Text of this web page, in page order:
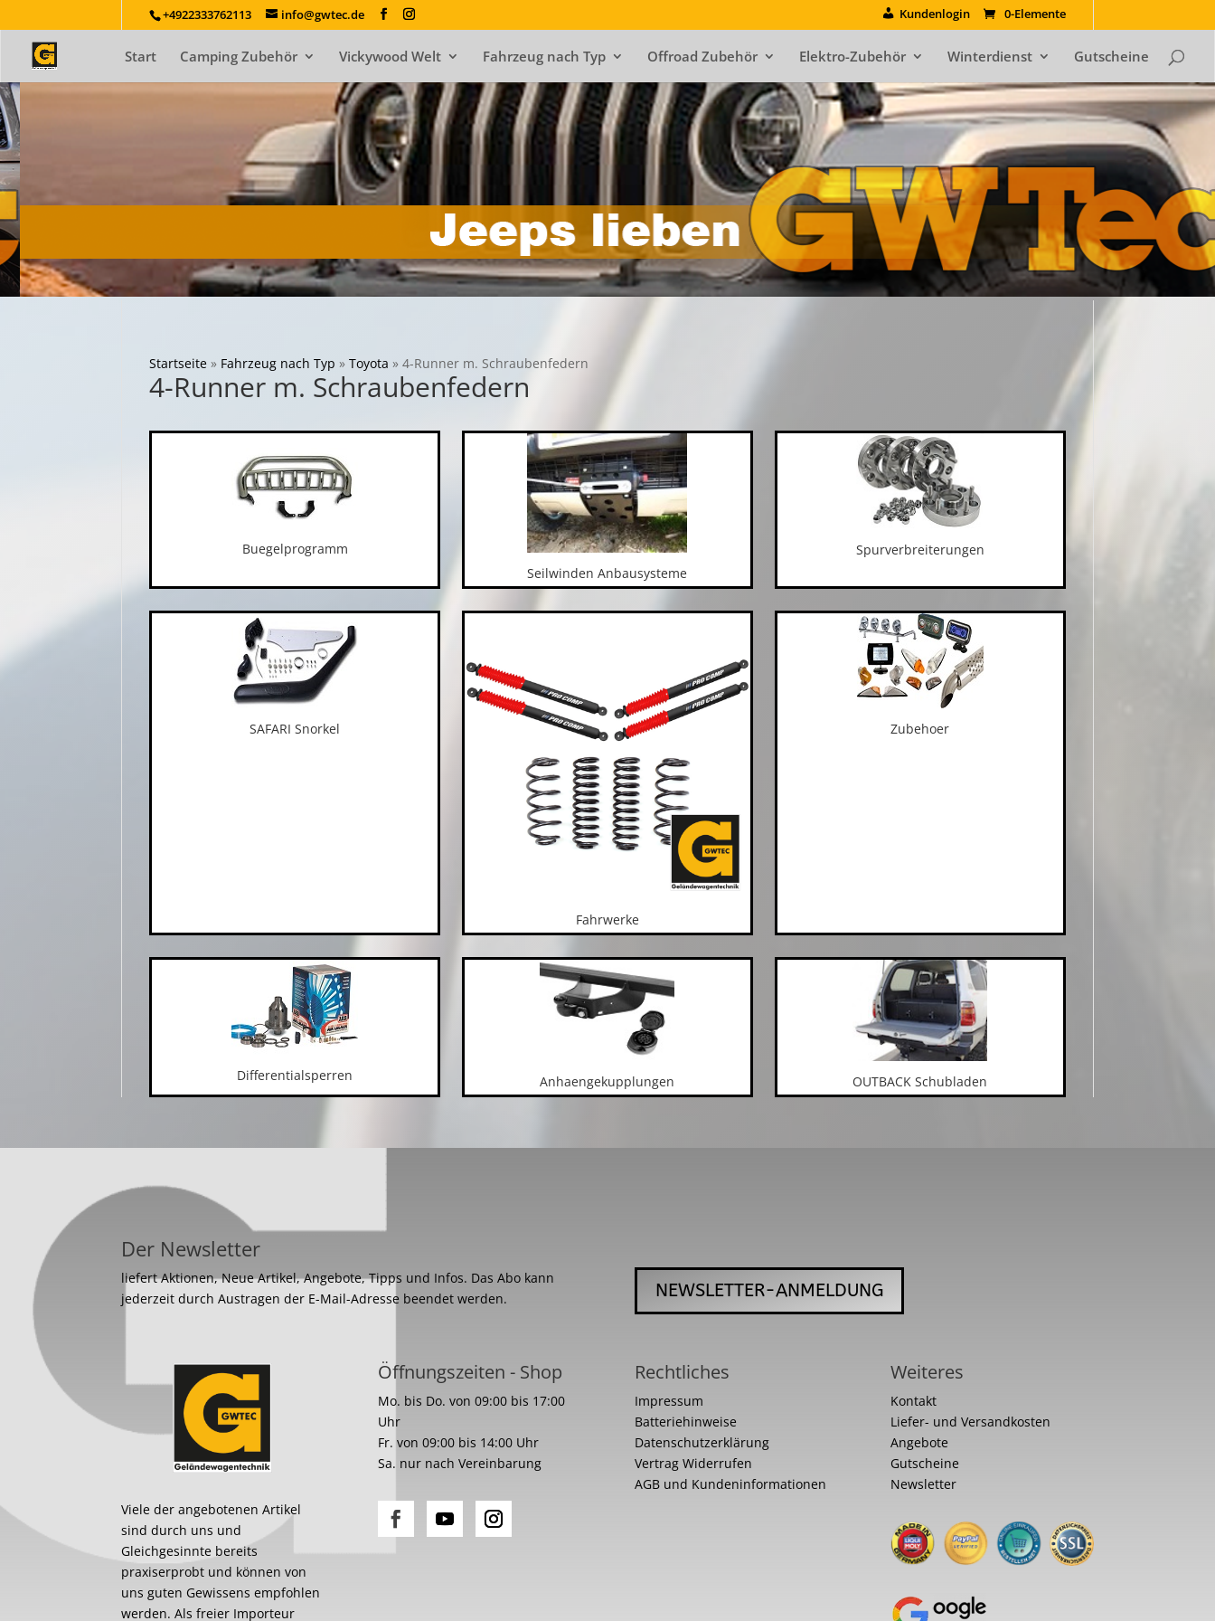
+4922333762113 info@gwtec.de Kundenlogin 0-Elemente
Start Camping Zubehör Vickywood Welt Fahrzeug nach Typ Offroad Zubehör Elektro-Zubehör Winterdienst Gutscheine
Startseite » Fahrzeug nach Typ »Toyota »4-Runner m. Schraubenfedern
4-Runner m. Schraubenfedern
Buegelprogramm
Seilwinden Anbausysteme
Spurverbreiterungen
SAFARI Snorkel
Fahrwerke
Zubehoer
Differentialsperren Anhaengekupplungen OUTBACK Schubladen
Der Newsletter
liefert Aktionen, Neue Artikel, Angebote, Tipps und Infos. Das Abo kann
jederzeit durch Austragen der E-Mail-Adresse beendet werden.
NEWSLETTER-ANMELDUNG
Viele der angebotenen Artikel
sind durch uns und
Gleichgesinnte bereits
praxiserprobt und können von
uns guten Gewissens empfohlen
werden. Als freier Importeur
Öffnungszeiten - Shop
Mo. bis Do. von 09:00 bis 17:00
Uhr
Fr. von 09:00 bis 14:00 Uhr
Sa. nur nach Vereinbarung
Rechtliches
Impressum
Batteriehinweise
Datenschutzerklärung
Vertrag Widerrufen
AGB und Kundeninformationen
Weiteres
Kontakt
Liefer- und Versandkosten
Angebote
Gutscheine
Newsletter